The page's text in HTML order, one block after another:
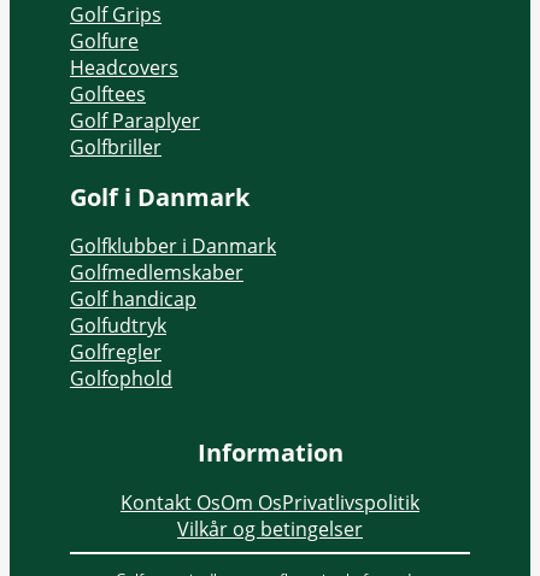
Golf Grips
Golfure
Headcovers
Golftees
Golf Paraplyer
Golfbriller
Golf i Danmark
Golfklubber i Danmark
Golfmedlemskaber
Golf handicap
Golfudtryk
Golfregler
Golfophold
Information
Kontakt OsOm OsPrivatlivspolitik
Vilkår og betingelser